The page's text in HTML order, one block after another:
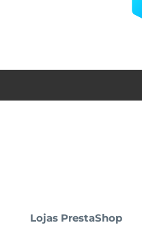
Lojas PrestaShop